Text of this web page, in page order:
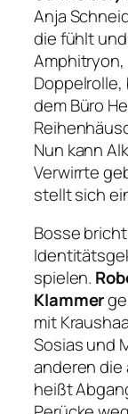
Anja
die fühlt
Amphitryon,
dem Büro
Nun kann
Verwirrte
stellt sich
Bosse
spielen.
Klammer
mit
Sosias und
anderen die
heißt